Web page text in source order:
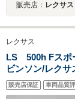
販売店： レクサスＬＳ
レクサス
LS 500h Fスポ
ビンソン/レク
ューモニター/デ
ートランク/レッ
販売店保証 車両品質